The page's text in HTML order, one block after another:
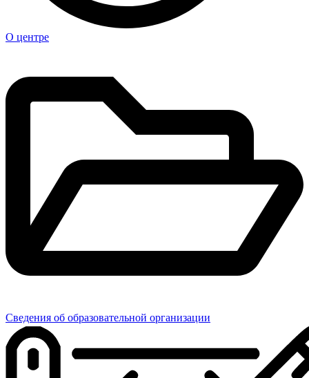
О центре
Сведения об образовательной организации